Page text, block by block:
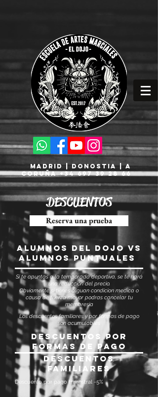
MADRID | DONOSTIA | A
CORUÑA+34 697 39 28 66
DESCUENTOS
Reserva una prueba
alumnos del dojo vs
alumnos puntuales
Si te apuntas a la temporada deportiva, se te hará
una reduccion del precio.
Obviamente si tienes alguan condicion medica o
causa de fuerza mayor podras cancelar tu
membresia
Los descuentos familiares y por formas de pago
son acumulables
descuentos por
formas de pago
descuentos
familiares
Descuento por pago trimestral -5%